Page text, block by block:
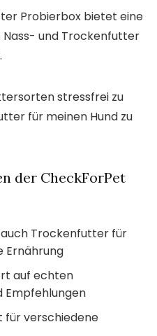
Probierbox bietet eine
und Trockenfutter
stressfrei zu
für meinen Hund zu
der CheckForPet
Trockenfutter für
Ernährung
auf echten
Empfehlungen
für verschiedene